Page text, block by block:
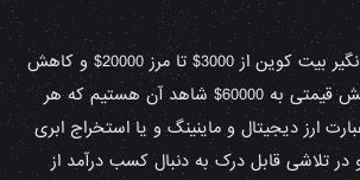
پس از صعود شگفت انگیر بیت کوین از 3000$ تا مرز 20000$ و کاهش
آن به مرز 8000$ و جهش قیمتی به 60000$ شاهد آن هستیم که هر
ارز دیجیتال و ماینینگ و یا استخراج ابری
تلاشی قابل درک به دنبال کسب درآمد از